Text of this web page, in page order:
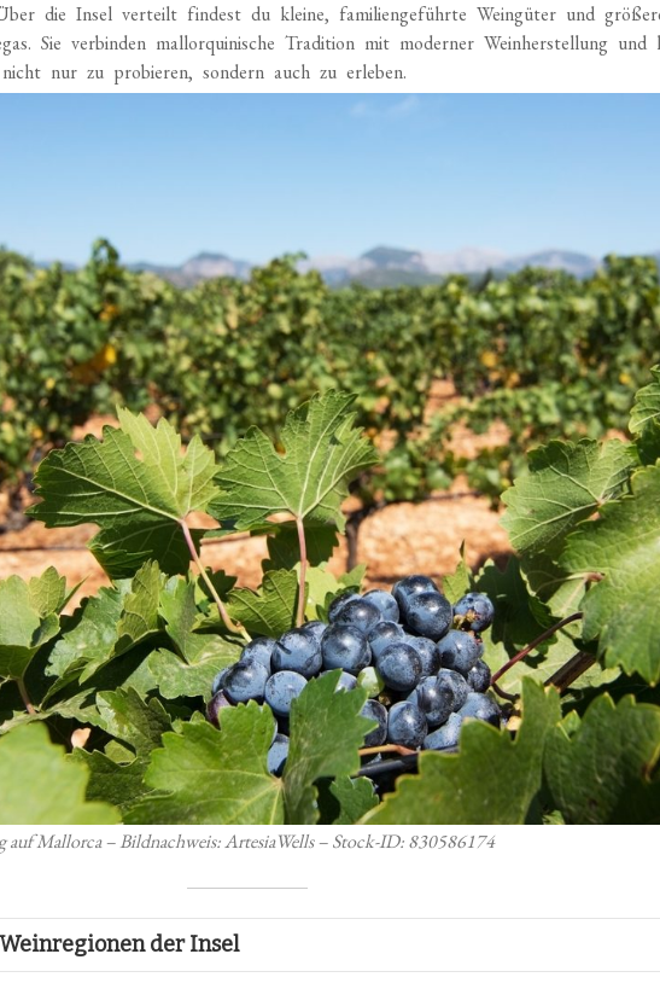
die Insel verteilt findest du kleine, familiengeführte Weingüter und
Sie verbinden mallorquinische Tradition mit moderner Weinherstellung und
nur zu probieren, sondern auch zu erleben.
auf Mallorca – Bildnachweis: ArtesiaWells – Stock-ID: 830586174
der Insel